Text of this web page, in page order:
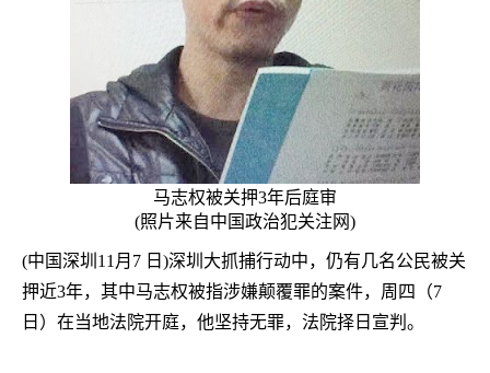
马志权被关押3年后庭审
(照片来自中国政治犯关注网)
(中国深圳 11 月 7 日 )深圳大抓捕行动中，仍有几名公民被关
押近3年，其中马志权被指涉嫌颠覆罪的案件，周四（7
日）在当地法院开庭，他坚持无罪，法院择日宣判。